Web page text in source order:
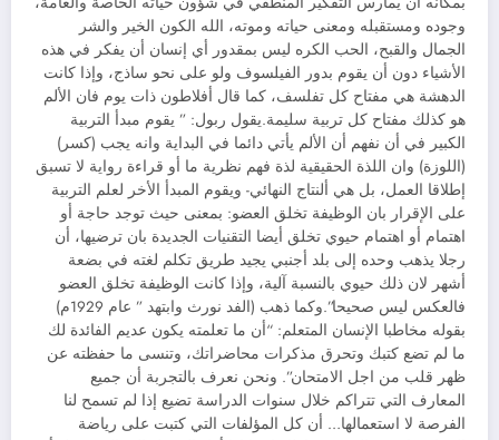
وجوده ومستقبله ومعنى حياته وموته، الله الكون الخير والشر
الجمال والقبح، الحب الكره ليس بمقدور أي إنسان أن يفكر في هذه
الأشياء دون أن يقوم بدور الفيلسوف ولو على نحو ساذج، وإذا كانت
الدهشة هي مفتاح كل تفلسف، كما قال أفلاطون ذات يوم فان الألم
هو كذلك مفتاح كل تربية سليمة.يقول ربول: ” يقوم مبدأ التربية
الكبير في أن نفهم أن الألم يأتي دائما في البداية وانه يجب (كسر)
(اللوزة) وان اللذة الحقيقية لذة فهم نظرية ما أو قراءة رواية لا تسبق
إطلاقا العمل، بل هي ألنتاج النهائي- ويقوم المبدأ الأخر لعلم التربية
على الإقرار بان الوظيفة تخلق العضو: بمعنى حيث توجد حاجة أو
اهتمام أو اهتمام حيوي تخلق أيضا التقنيات الجديدة بان ترضيها، أن
رجلا يذهب وحده إلى بلد أجنبي يجيد طريق تكلم لغته في بضعة
أشهر لان ذلك حيوي بالنسبة آلية، وإذا كانت الوظيفة تخلق العضو
فالعكس ليس صحيحا”.وكما ذهب (الفد نورث وابتهد ” عام 1929م)
بقوله مخاطبا الإنسان المتعلم: “أن ما تعلمته يكون عديم الفائدة لك
ما لم تضع كتبك وتحرق مذكرات محاضراتك، وتنسى ما حفظته عن
ظهر قلب من اجل الامتحان”. ونحن نعرف بالتجربة أن جميع
المعارف التي تتراكم خلال سنوات الدراسة تضيع إذا لم تسمح لنا
الفرصة لا استعمالها… أن كل المؤلفات التي كتبت على رياضة